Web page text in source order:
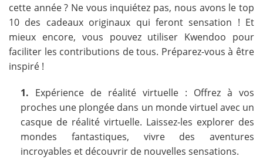
cette année ? Ne vous inquiétez pas, nous avons le top
10 des cadeaux originaux qui feront sensation ! Et
mieux encore, vous pouvez utiliser Kwendoo pour
faciliter les contributions de tous. Préparez-vous à être
inspiré !
1. Expérience de réalité virtuelle : Offrez à vos
proches une plongée dans un monde virtuel avec un
casque de réalité virtuelle. Laissez-les explorer des
mondes fantastiques, vivre des aventures
incroyables et découvrir de nouvelles sensations.